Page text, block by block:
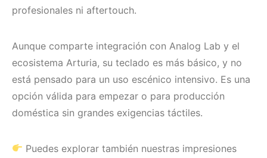
profesionales ni aftertouch.
Aunque comparte integración con Analog Lab y el
ecosistema Arturia, su teclado es más básico, y no
está pensado para un uso escénico intensivo. Es una
opción válida para empezar o para producción
doméstica sin grandes exigencias táctiles.
Puedes explorar también nuestras impresiones